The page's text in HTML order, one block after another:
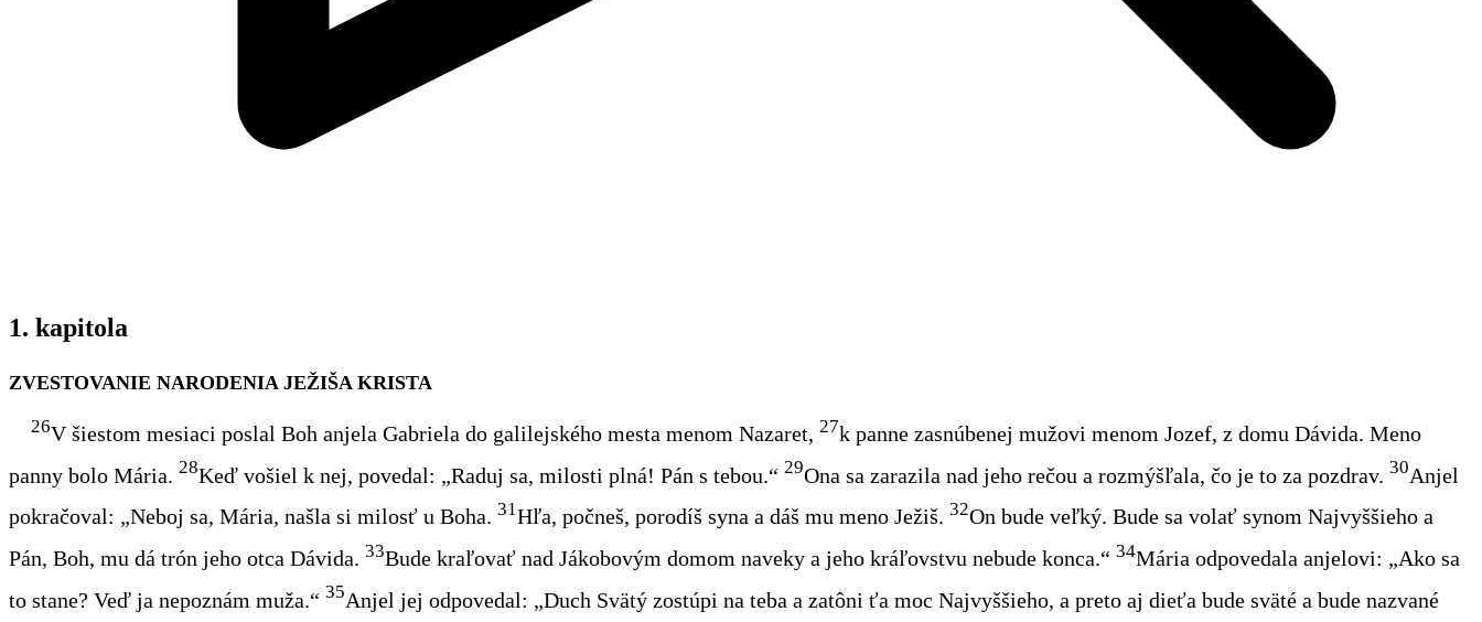
1. kapitola
ZVESTOVANIE NARODENIA JEŽIŠA KRISTA
26V šiestom mesiaci poslal Boh anjela Gabriela do galilejského mesta menom Nazaret, 27k panne zasnúbenej mužovi menom Jozef, z domu Dávida. Meno
panny bolo Mária. 28Keď vošiel k nej, povedal: „Raduj sa, milosti plná! Pán s tebou.“ 29Ona sa zarazila nad jeho rečou a rozmýšľala, čo je to za pozdrav. 30Anjel
pokračoval: „Neboj sa, Mária, našla si milosť u Boha. 31Hľa, počneš, porodíš syna a dáš mu meno Ježiš. 32On bude veľký. Bude sa volať synom Najvyššieho a
Pán, Boh, mu dá trón jeho otca Dávida. 33Bude kraľovať nad Jákobovým domom naveky a jeho kráľovstvu nebude konca.“ 34Mária odpovedala anjelovi: „Ako sa
to stane? Veď ja nepoznám muža.“ 35Anjel jej odpovedal: „Duch Svätý zostúpi na teba a zatôni ťa moc Najvyššieho, a preto aj dieťa bude sväté a bude nazvané